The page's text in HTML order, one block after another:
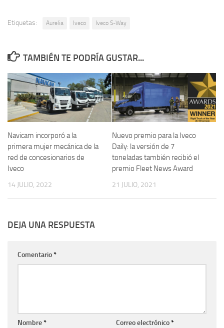
Etiquetas: Aurelia Iveco Iveco S-Way
TAMBIÉN TE PODRÍA GUSTAR...
Navicam incorporó a la
primera mujer mecánica de la
red de concesionarios de
Iveco
14 JULIO, 2022
Nuevo premio para la Iveco
Daily: la versión de 7
toneladas también recibió el
premio Fleet News Award
21 JULIO, 2021
DEJA UNA RESPUESTA
Comentario*
Nombre* Correo electrónico*